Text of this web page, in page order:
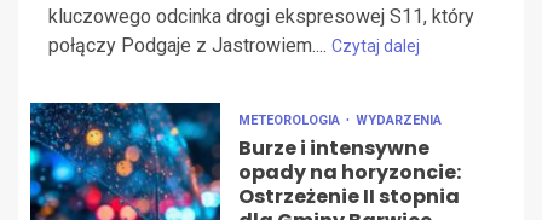
kluczowego odcinka drogi ekspresowej S11, który
połączy Podgaje z Jastrowiem.... Czytaj dalej
METEOROLOGIA WYDARZENIA
Burze i intensywne
opady na horyzoncie:
Ostrzeżenie II stopnia